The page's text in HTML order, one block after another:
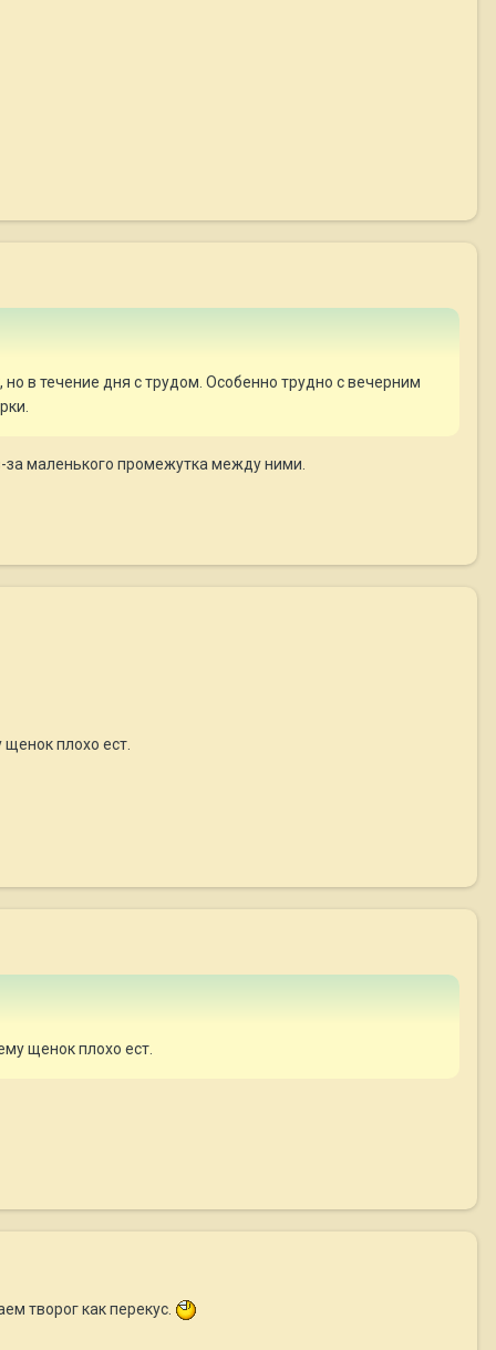
в течение дня с трудом. Особенно трудно с вечерним
маленького промежутка между ними.
плохо ест.
щенок плохо ест.
творог как перекус.